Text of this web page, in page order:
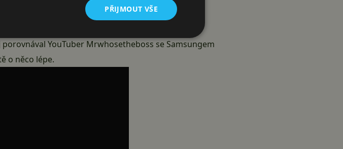
YouTuber Mrwhosetheboss se Samsungem
o něco lépe.
PŘIJMOUT VŠE